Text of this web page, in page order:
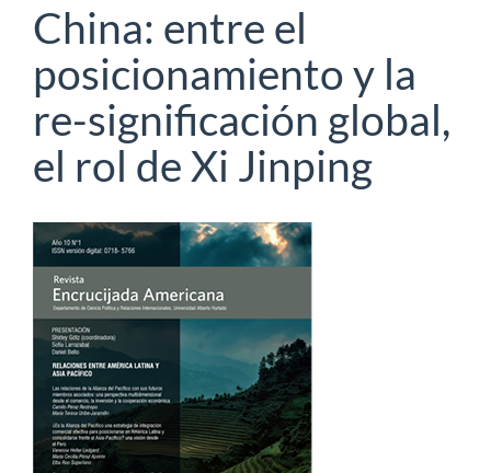
China: entre el
posicionamiento y la
re-significación global,
el rol de Xi Jinping
Barra
lateral
del
artículo